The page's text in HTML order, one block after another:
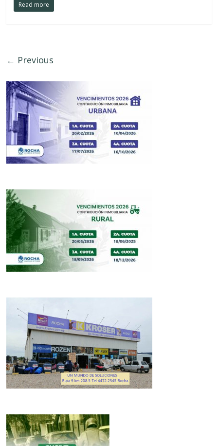
Read more
← Previous